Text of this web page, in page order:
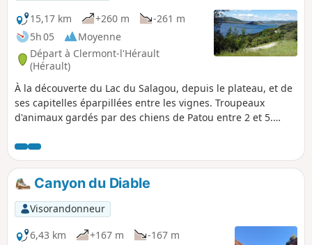
15,17 km
+260 m
-261 m
5h 05
Moyenne
Départ à Clermont-l'Hérault
(Hérault)
À la découverte du Lac du Salagou, depuis le plateau, et de
ses capitelles éparpillées entre les vignes. Troupeaux
d'animaux gardés par des chiens de Patou entre 2 et 5.
pratiques.
Canyon du Diable
Visorandonneur
6,43 km
+167 m
-167 m